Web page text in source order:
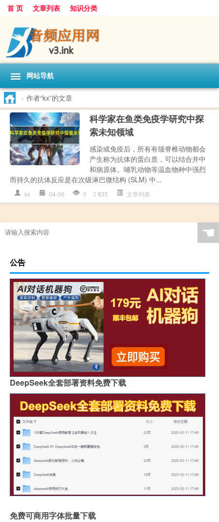
首 页 文章列表 知识分类
网站导航
> 作者“kx”的文章
科学家在鱼类免疫学研究中探
索未知领域
感染或免疫后，所有有颌脊椎动物都会
产生称为抗体的蛋白质，可以结合并中
和病原体。哺乳动物等温血物种中强烈
而持久的抗体反应是在次级淋巴微结构 (SLM) 中...
kx 04-06 0 835 文章列表
☚
公告
DeepSeek全套部署资料免费下载
免费可商用字体批量下载